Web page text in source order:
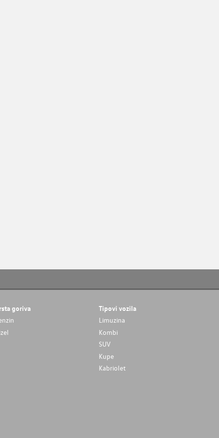
goriva Tipovi vozila
Limuzina
Kombi
SUV
Kupe
Kabriolet